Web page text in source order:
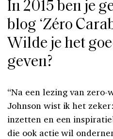
In 2015 ben je
blog ‘Zéro
Wilde je het
geven?
“Na een lezing van zero-
Johnson wist ik het
inzetten en een
die ook actie wil